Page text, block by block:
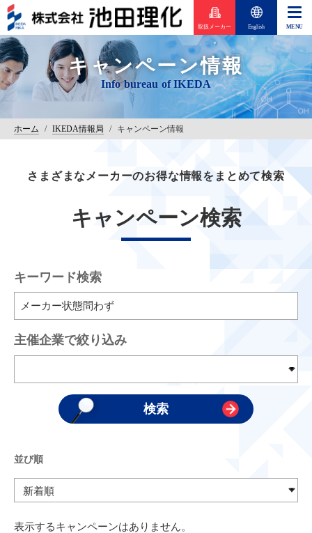
取扱メーカー English
キャンペーン情報
ホーム / IKEDA情報局 / キャンペーン情報
さまざまなメーカーのお得な情報をまとめて検索
キャンペーン検索
キーワード検索
主催企業で絞り込み
並び順
表示するキャンペーンはありません。